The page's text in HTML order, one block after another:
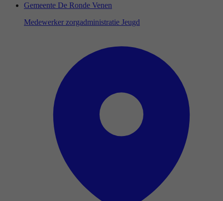
Gemeente De Ronde Venen
Medewerker zorgadministratie Jeugd